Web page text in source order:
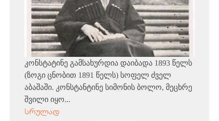
კონსტატინე გამსახურდია დაიბადა 1893 წელს
(ზოგი ცნობით 1891 წელს) სოფელ ძველ
აბაშაში. კონსტანტინე სიმონის ბოლო, მეცხრე
შვილი იყო...
სრულად